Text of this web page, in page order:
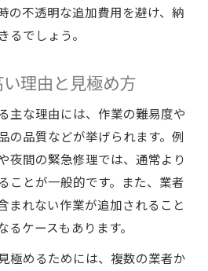
費用の相場チェック
金の確認ポイントを抑える
の防ぎ方とは
が高額化する主な原因とは
ンスの追加料金に注意
の交渉ポイントと対策
を活用した費用抑制術
した依頼のポイント
い依頼先の見極め方
の不透明な追加費用を避け、納
るでしょう。
理由と見極め方
主な理由には、作業の難易度や
の品質などが挙げられます。例
夜間の緊急修理では、通常より
ことが一般的です。また、業者
まれない作業が追加されること
ケースもあります。
極めるためには、複数の業者か